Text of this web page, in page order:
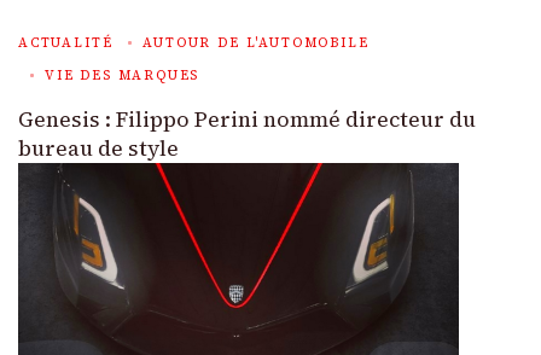
ACTUALITÉ
AUTOUR DE L'AUTOMOBILE
VIE DES MARQUES
Genesis : Filippo Perini nommé directeur du
bureau de style